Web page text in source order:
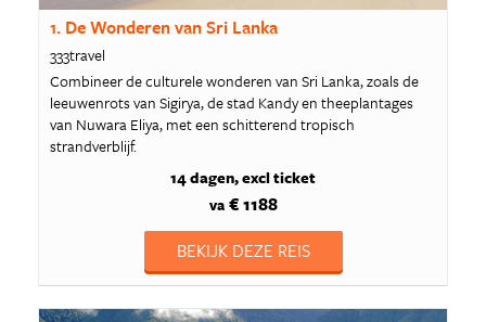
1. De Wonderen van Sri Lanka
333travel
Combineer de culturele wonderen van Sri Lanka, zoals de
leeuwenrots van Sigirya, de stad Kandy en theeplantages
van Nuwara Eliya, met een schitterend tropisch
strandverblijf.
14 dagen excl ticket
va€ 1188
BEKIJK DEZE REIS